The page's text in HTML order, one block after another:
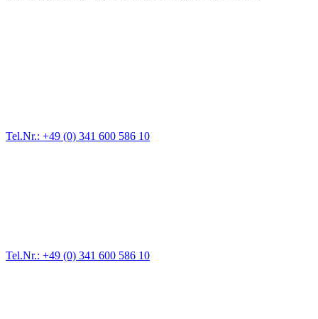
Tel.Nr.: +49 (0) 341 600 586 10
Tel.Nr.: +49 (0) 341 600 586 10